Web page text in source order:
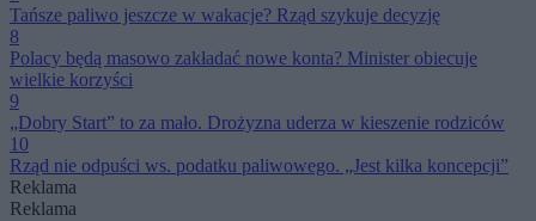
Tańsze paliwo jeszcze w wakacje? Rząd szykuje decyzję
8
Polacy będą masowo zakładać nowe konta? Minister obiecuje
wielkie korzyści
9
„Dobry Start” to za mało. Drożyzna uderza w kieszenie rodziców
10
Rząd nie odpuści ws. podatku paliwowego. „Jest kilka koncepcji”
Reklama
Reklama